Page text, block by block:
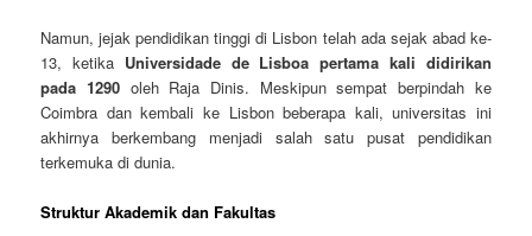
Namun, jejak pendidikan tinggi di Lisbon telah ada sejak abad ke-
13, ketika Universidade de Lisboa pertama kali didirikan
pada 1290oleh Raja Dinis. Meskipun sempat berpindah ke
Coimbra dan kembali ke Lisbon beberapa kali, universitas ini
akhirnya berkembang menjadi salah satu pusat pendidikan
terkemuka di dunia.
Struktur Akademik dan Fakultas